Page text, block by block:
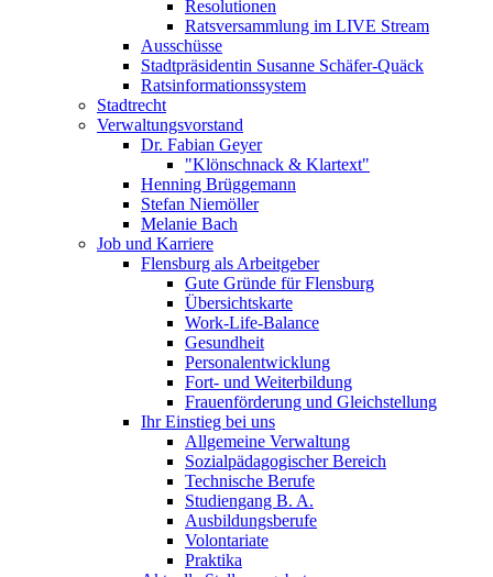
Resolutionen
Ratsversammlung im LIVE Stream
Ausschüsse
Stadtpräsidentin Susanne Schäfer-Quäck
Ratsinformationssystem
Stadtrecht
Verwaltungsvorstand
Dr. Fabian Geyer
"Klönschnack & Klartext"
Henning Brüggemann
Stefan Niemöller
Melanie Bach
Job und Karriere
Flensburg als Arbeitgeber
Gute Gründe für Flensburg
Übersichtskarte
Work-Life-Balance
Gesundheit
Personalentwicklung
Fort- und Weiterbildung
Frauenförderung und Gleichstellung
Ihr Einstieg bei uns
Allgemeine Verwaltung
Sozialpädagogischer Bereich
Technische Berufe
Studiengang B. A.
Ausbildungsberufe
Volontariate
Praktika